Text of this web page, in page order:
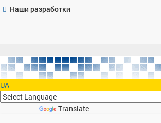
Наши разработки
UA
Translate